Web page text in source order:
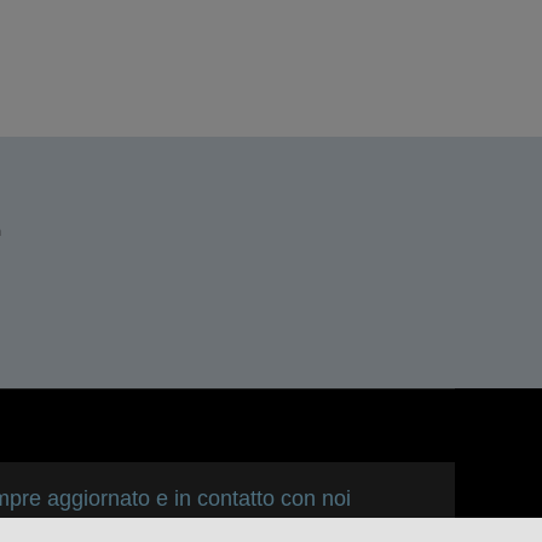
aggiornato e in contatto con noi